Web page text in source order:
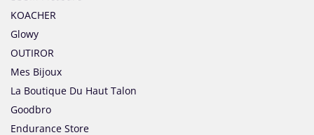
KOACHER
Glowy
OUTIROR
Mes Bijoux
La Boutique Du Haut Talon
Goodbro
Endurance Store